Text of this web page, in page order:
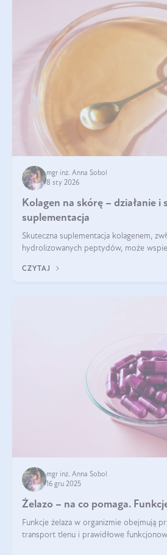
mgr inż. Anna Sobol
8 sty 2026
Kolagen na skórę – działanie i
suplementacja
Skuteczna suplementacja kolagenem,
hydrolizowanych peptydów, może
regularnością stosowania.
CZYTAJ
mgr inż. Anna Sobol
16 gru 2025
Żelazo – na co pomaga.
Funkcje żelaza w organizmie obejmują
transport tlenu i prawidłowe